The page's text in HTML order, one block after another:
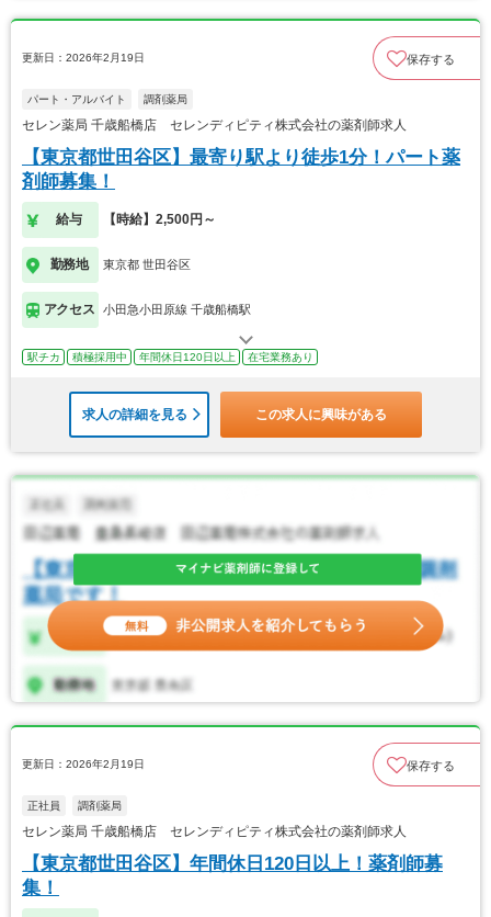
更新日：2026年2月19日 保存する
パート・アルバイト 調剤薬局
セレン薬局 千歳船橋店 セレンディピティ株式会社の薬剤師求人
【東京都世田谷区】最寄り駅より徒歩1分！パート薬
剤師募集！
給与 【時給】2,500円～
勤務地 東京都 世田谷区
アクセス 小田急小田原線 千歳船橋駅
駅チカ 積極採用中 年間休日120日以上 在宅業務あり
求人の詳細を見る この求人に興味がある
更新日：2026年2月19日 保存する
正社員 調剤薬局
セレン薬局 千歳船橋店 セレンディピティ株式会社の薬剤師求人
【東京都世田谷区】年間休日120日以上！薬剤師募
集！